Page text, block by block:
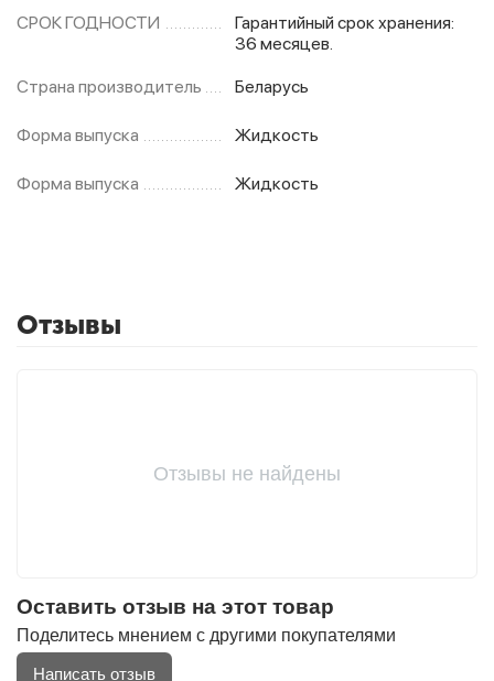
СРОК ГОДНОСТИ
Гарантийный срок хранения:
36 месяцев.
Страна производитель Беларусь
Форма выпуска Жидкость
Форма выпуска Жидкость
Отзывы
Отзывы не найдены
Оставить отзыв на этот товар
Поделитесь мнением с другими покупателями
Написать отзыв